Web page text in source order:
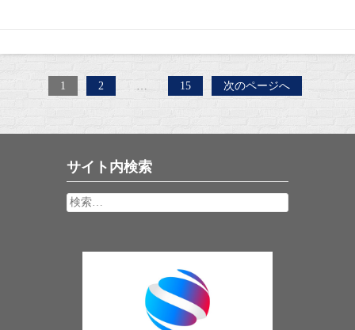
の
ペ
ー
1
ペ
ー
2 …
ペ
ー
15 次のページへ
サイト内検索
検